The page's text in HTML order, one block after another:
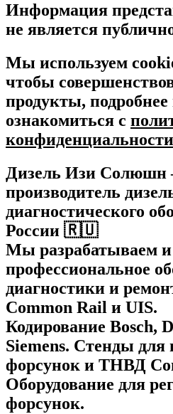
Информация
не является
Мы используем
чтобы
продукты,
ознакомиться c
Дизель Изи Солюшн
производитель
диагностического
России 🇷🇺
Мы разрабатываем и
профессиональное
диагностики и
Common Rail и UIS.
Кодирование Bosch,
Siemens. Стенды для
форсунок и ТНВД
Оборудование для
форсунок.